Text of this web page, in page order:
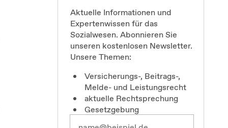
Aktuelle Informationen und
Expertenwissen für das
Sozialwesen. Abonnieren Sie
unseren kostenlosen Newsletter.
Unsere Themen:
Versicherungs-, Beitrags-,
Melde- und Leistungsrecht
aktuelle Rechtsprechung
Gesetzgebung